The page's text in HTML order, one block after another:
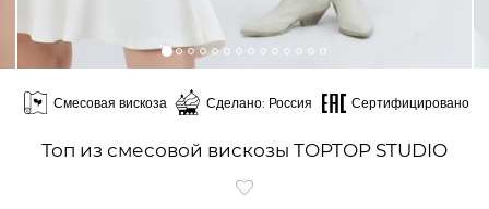
Смесовая вискоза Сделано: Россия Сертифицировано
Топ из смесовой вискозы TOPTOP STUDIO